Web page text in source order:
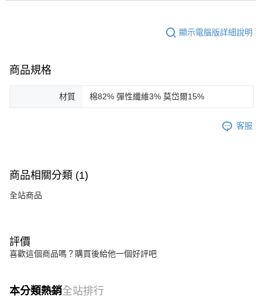
顯示電腦版詳細說明
商品規格
材質 棉82% 彈性纖維3% 莫岱爾15%
客服
商品相關分類 (1)
全站商品
評價
喜歡這個商品嗎？購買後給他一個好評吧
本分類熱銷全站排行